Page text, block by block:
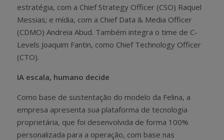
estratégia, com a Chief Strategy Officer (CSO) Raquel
Messias; e mídia, com a Chief Data & Media Officer
(CDMO) Andreia Abud. Também integra o time de C-
Levels Joaquim Fantin, como Chief Technology Officer
(CTO).
IA escala, humano decide
Como base de sustentação do modelo da Felina, a
empresa apresenta sua plataforma de tecnologia
proprietária, que foi desenvolvida de forma 100%
personalizada para a operação, com base nas